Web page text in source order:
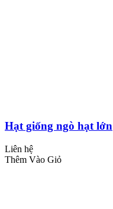
Hạt giống ngò hạt lớn
Liên hệ
Thêm Vào Giỏ